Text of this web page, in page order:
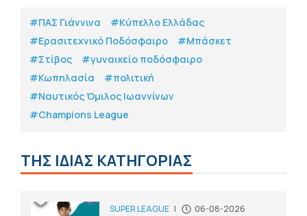
#ΠΑΣ Γιάννινα
#Κύπελλο Ελλάδας
#Eρασιτεχνικό Ποδόσφαιρο
#Μπάσκετ
#Στίβος
#γυναικείο ποδόσφαιρο
#Κωπηλασία
#πολιτική
#Ναυτικός Όμιλος Ιωαννίνων
#Champions League
ΤΗΣ ΙΔΙΑΣ ΚΑΤΗΓΟΡΙΑΣ
SUPER LEAGUE | 06-08-2026